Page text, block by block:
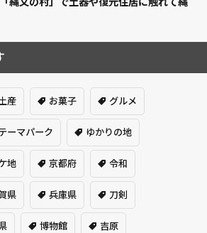
産 お菓子 グルメ
ーマパーク ゆかりの地
地 京都府 令和
県 兵庫県 刀剣
博物館 吉原